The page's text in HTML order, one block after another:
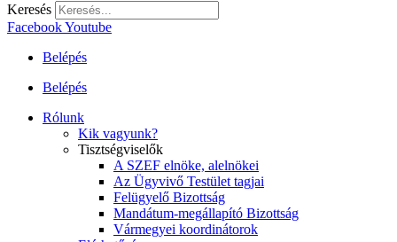
Keresés
FacebookYoutube
Belépés
Belépés
Rólunk
Kik vagyunk?
Tisztségviselők
A SZEF elnöke, alelnökei
Az Ügyvivő Testület tagjai
Felügyelő Bizottság
Mandátum-megállapító Bizottság
Vármegyei koordinátorok